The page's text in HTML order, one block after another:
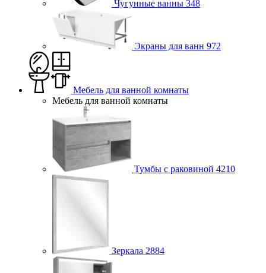
Чугунные ванны 348
Экраны для ванн 972
Мебель для ванной комнаты
Мебель для ванной комнаты
Тумбы с раковиной 4210
Зеркала 2884